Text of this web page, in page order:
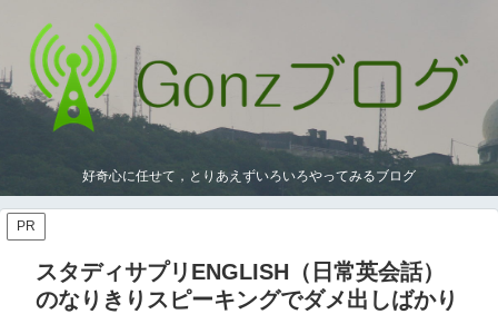
好奇心に任せて，とりあえずいろいろやってみるブログ
PR
スタディサプリENGLISH（日常英会話）
のなりきりスピーキングでダメ出しばかり